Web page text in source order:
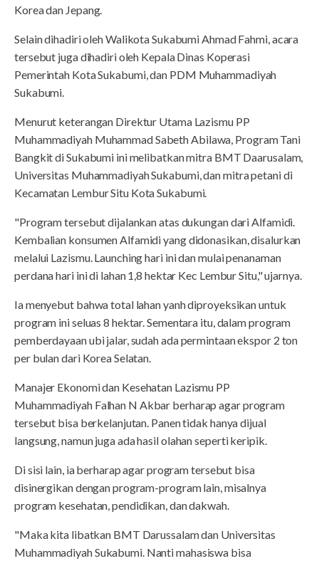
Korea dan Jepang.
Selain dihadiri oleh Walikota Sukabumi Ahmad Fahmi, acara
tersebut juga dihadiri oleh Kepala Dinas Koperasi
Pemerintah Kota Sukabumi, dan PDM Muhammadiyah
Sukabumi.
Menurut keterangan Direktur Utama Lazismu PP
Muhammadiyah Muhammad Sabeth Abilawa, Program Tani
Bangkit di Sukabumi ini melibatkan mitra BMT Daarusalam,
Universitas Muhammadiyah Sukabumi, dan mitra petani di
Kecamatan Lembur Situ Kota Sukabumi.
"Program tersebut dijalankan atas dukungan dari Alfamidi.
Kembalian konsumen Alfamidi yang didonasikan, disalurkan
melalui Lazismu. Launching hari ini dan mulai penanaman
perdana hari ini di lahan 1,8 hektar Kec Lembur Situ," ujarnya.
Ia menyebut bahwa total lahan yanh diproyeksikan untuk
program ini seluas 8 hektar. Sementara itu, dalam program
pemberdayaan ubi jalar, sudah ada permintaan ekspor 2 ton
per bulan dari Korea Selatan.
Manajer Ekonomi dan Kesehatan Lazismu PP
Muhammadiyah Falhan N Akbar berharap agar program
tersebut bisa berkelanjutan. Panen tidak hanya dijual
langsung, namun juga ada hasil olahan seperti keripik.
Di sisi lain, ia berharap agar program tersebut bisa
disinergikan dengan program-program lain, misalnya
program kesehatan, pendidikan, dan dakwah.
"Maka kita libatkan BMT Darussalam dan Universitas
Muhammadiyah Sukabumi. Nanti mahasiswa bisa